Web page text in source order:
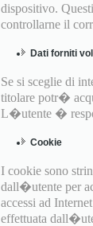
dispositivo.
controllarne il
Dati forniti
Se si sceglie di
titolare potr�
L�utente �
Cookie
I cookie sono
dall�utente per
accessi ad
effettuata